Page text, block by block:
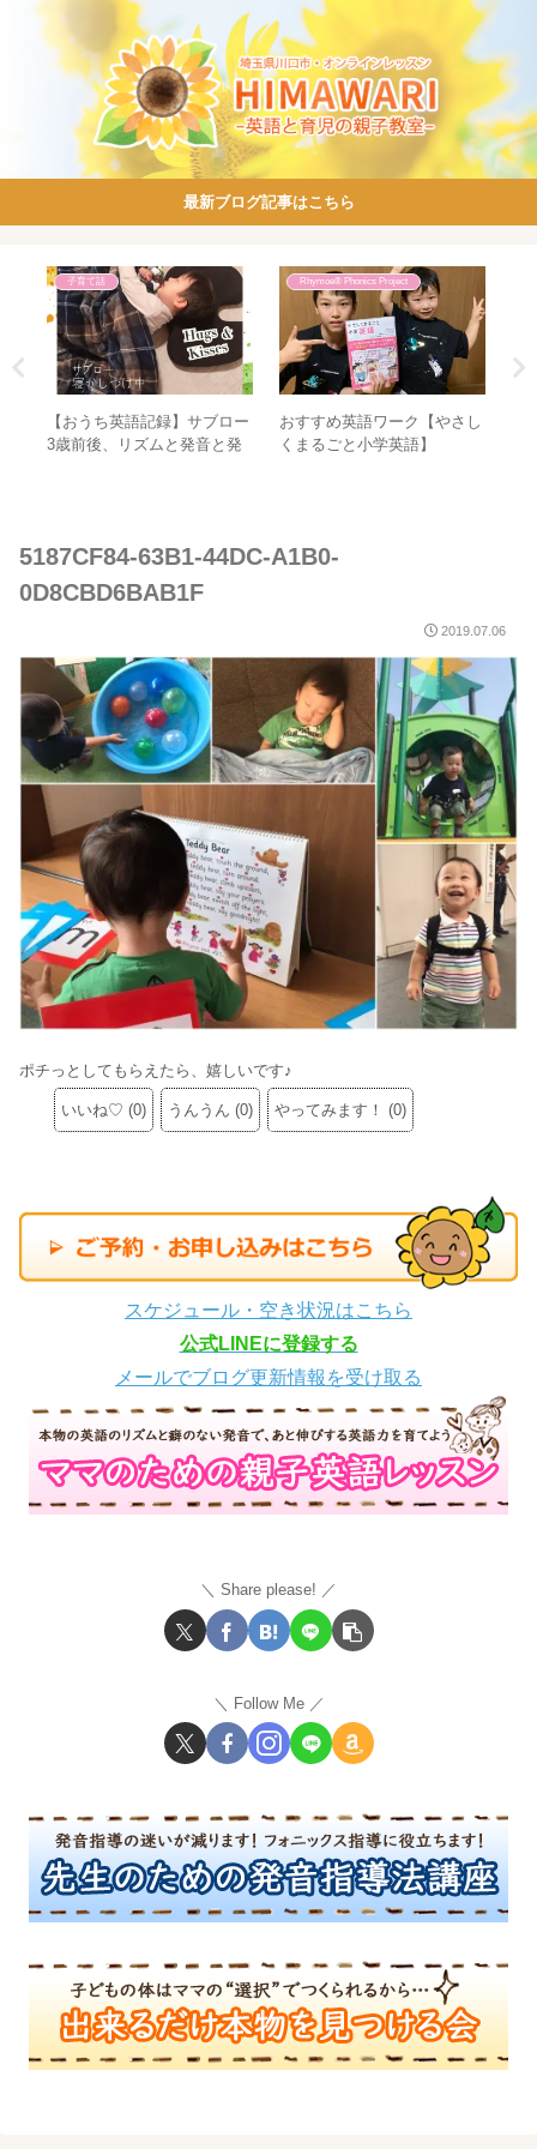
最新ブログ記事はこちら
子育て話
【おうち英語記録】サブロー
3歳前後、リズムと発音と発
Rhymoe® Phonics Project
おすすめ英語ワーク【やさし
くまるごと小学英語】
5187CF84-63B1-44DC-A1B0-
0D8CBD6BAB1F
2019.07.06
ポチっとしてもらえたら、嬉しいです♪
いいね♡ (0) うんうん (0) やってみます！ (0)
スケジュール・空き状況はこちら
公式LINEに登録する
メールでブログ更新情報を受け取る
Share please!
Follow Me